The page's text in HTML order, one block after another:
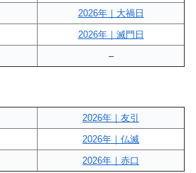
2026年｜大禍日
2026年｜滅門日
–
2026年｜友引
2026年｜仏滅
2026年｜赤口